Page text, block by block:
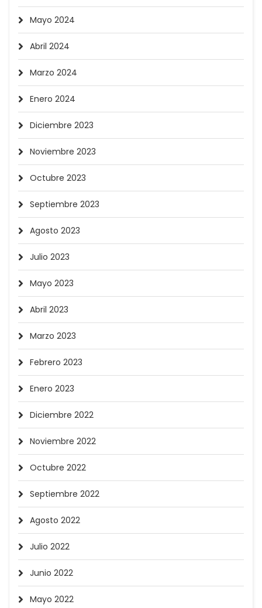
Mayo 2024
Abril 2024
Marzo 2024
Enero 2024
Diciembre 2023
Noviembre 2023
Octubre 2023
Septiembre 2023
Agosto 2023
Julio 2023
Mayo 2023
Abril 2023
Marzo 2023
Febrero 2023
Enero 2023
Diciembre 2022
Noviembre 2022
Octubre 2022
Septiembre 2022
Agosto 2022
Julio 2022
Junio 2022
Mayo 2022